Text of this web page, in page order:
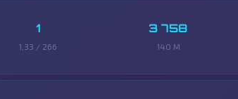
1
1,33 / 266
3 758
140 M